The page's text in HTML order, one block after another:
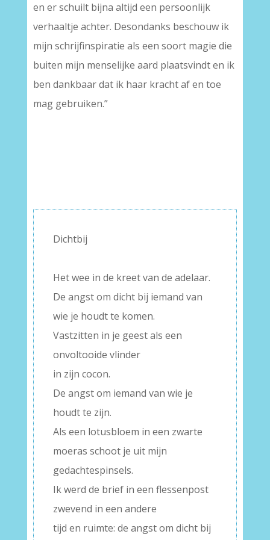
en er schuilt bijna altijd een persoonlijk
verhaaltje achter. Desondanks beschouw ik
mijn schrijfinspiratie als een soort magie die
buiten mijn menselijke aard plaatsvindt en ik
ben dankbaar dat ik haar kracht af en toe
mag gebruiken.”
Dichtbij
Het wee in de kreet van de adelaar.
De angst om dicht bij iemand van
wie je houdt te komen.
Vastzitten in je geest als een
onvoltooide vlinder
in zijn cocon.
De angst om iemand van wie je
houdt te zijn.
Als een lotusbloem in een zwarte
moeras schoot je uit mijn
gedachtespinsels.
Ik werd de brief in een flessenpost
zwevend in een andere
tijd en ruimte: de angst om dicht bij